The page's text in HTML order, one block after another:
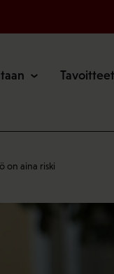
Tavoitteet
on aina riski